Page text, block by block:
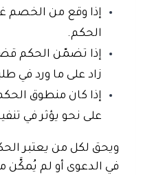
إذا وقع من الخصم
الحكم.
إذا تضمّن الحكم
زاد على ما ورد في
إذا كان منطوق
على نحو يؤثر في
ويحق لكل من يعتبر
في الدعوى أو لم يُمكَّن